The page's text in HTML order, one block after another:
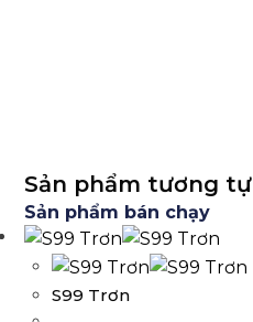
Sản phẩm bán chạy
Sản phẩm tương tự
S99 Trơn